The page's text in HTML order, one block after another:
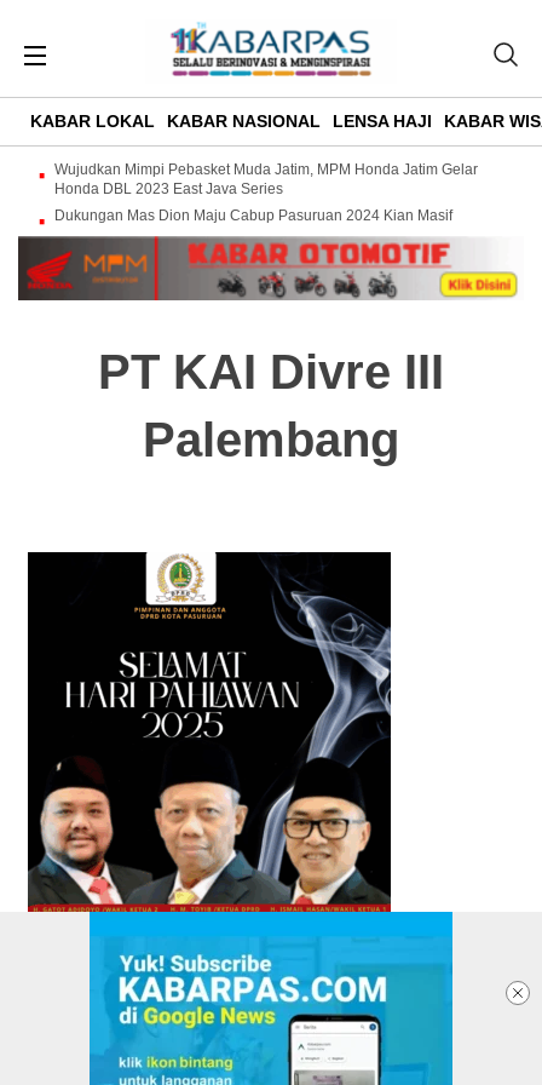
KABAR LOKAL KABAR NASIONAL LENSA HAJI KABAR
Wujudkan Mimpi Pebasket Muda Jatim, MPM Honda Jatim Gelar
Honda DBL 2023 East Java Series
Dukungan Mas Dion Maju Cabup Pasuruan 2024 Kian Masif
PT KAI Divre III
Palembang
TENTANG KABARPAS REDAKSI PASANG IKLAN